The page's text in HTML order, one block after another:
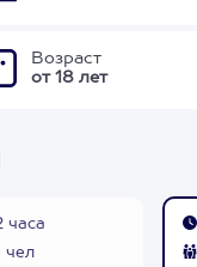
Возраст
от 18 лет
часа
чел